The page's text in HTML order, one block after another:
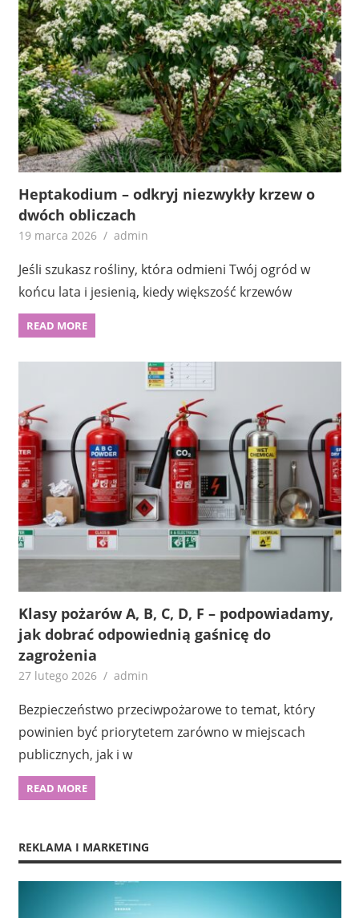
Heptakodium – odkryj niezwykły krzew o
dwóch obliczach
19 marca 2026 admin
Jeśli szukasz rośliny, która odmieni Twój ogród w
końcu lata i jesienią, kiedy większość krzewów
READ MORE
Klasy pożarów A, B, C, D, F – podpowiadamy,
jak dobrać odpowiednią gaśnicę do
zagrożenia
27 lutego 2026 admin
Bezpieczeństwo przeciwpożarowe to temat, który
powinien być priorytetem zarówno w miejscach
publicznych, jak i w
READ MORE
REKLAMA I MARKETING